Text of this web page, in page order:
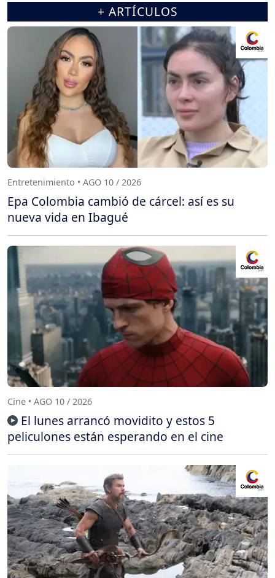
+ ARTÍCULOS
Entretenimiento • AGO 10 / 2026
Epa Colombia cambió de cárcel: así es su
nueva vida en Ibagué
Cine • AGO 10 / 2026
El lunes arrancó movidito y estos 5
peliculones están esperando en el cine